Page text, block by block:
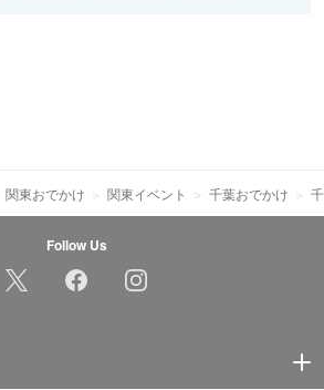
関東おでかけ 関東イベント 千葉おでかけ
Follow Us